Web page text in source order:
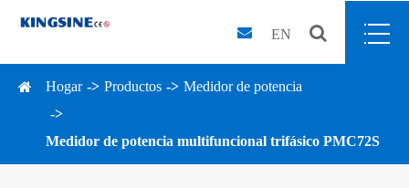
EN
Hogar Productos Medidor de potencia
Medidor de potencia multifuncional trifásico PMC72S